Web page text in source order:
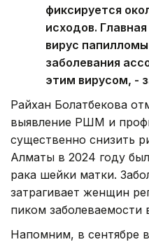
фиксируется
исходов.
вирус
заболевания
этим вирусом, -
Райхан Болатбекова
выявление РШМ и
существенно снизить
Алматы в 2024 году
рака шейки матки.
затрагивает женщин
пиком заболеваемости
Напомним, в сентябре